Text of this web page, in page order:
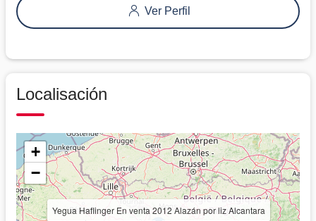
Ver Perfil
Localisación
Yegua Haflinger En venta 2012 Alazán por liz Alcantara
+
−